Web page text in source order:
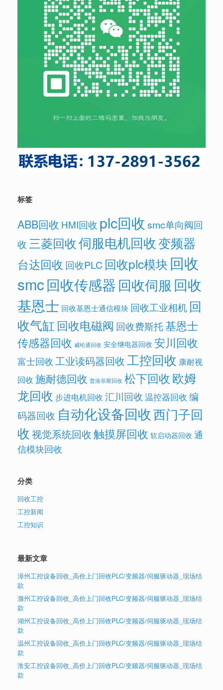
标签
ABB回收 HMI回收 plc回收 smc单向阀回
收三菱回收伺服电机回收变频器
台达回收 回收PLC 回收plc模块 回收
smc回收传感器回收伺服 回收
基恩士 回收基恩士通信模块 回收工业相机 回
收气缸 回收电磁阀 回收费斯托基恩士
传感器回收 威纶通回收 安全继电器回收 安川回收
富士回收工业读码器回收工控回收 康耐视
回收 施耐德回收 普洛菲斯回收 松下回收欧姆
龙回收 步进电机回收 汇川回收 温控器回收 编
码器回收 自动化设备回收西门子回
收视觉系统回收触摸屏回收 软启动器回收 通
信模块回收
分类
回收工控
工控新闻
工控知识
最新文章
漳州工控设备回收_高价上门回收PLC/变频器/伺服驱动器_现场结
款
滁州工控设备回收_高价上门回收PLC/变频器/伺服驱动器_现场结
款
湖州工控设备回收_高价上门回收PLC/变频器/伺服驱动器_现场结
款
温州工控设备回收_高价上门回收PLC/变频器/伺服驱动器_现场结
款
淮安工控设备回收_高价上门回收PLC/变频器/伺服驱动器_现场结
款